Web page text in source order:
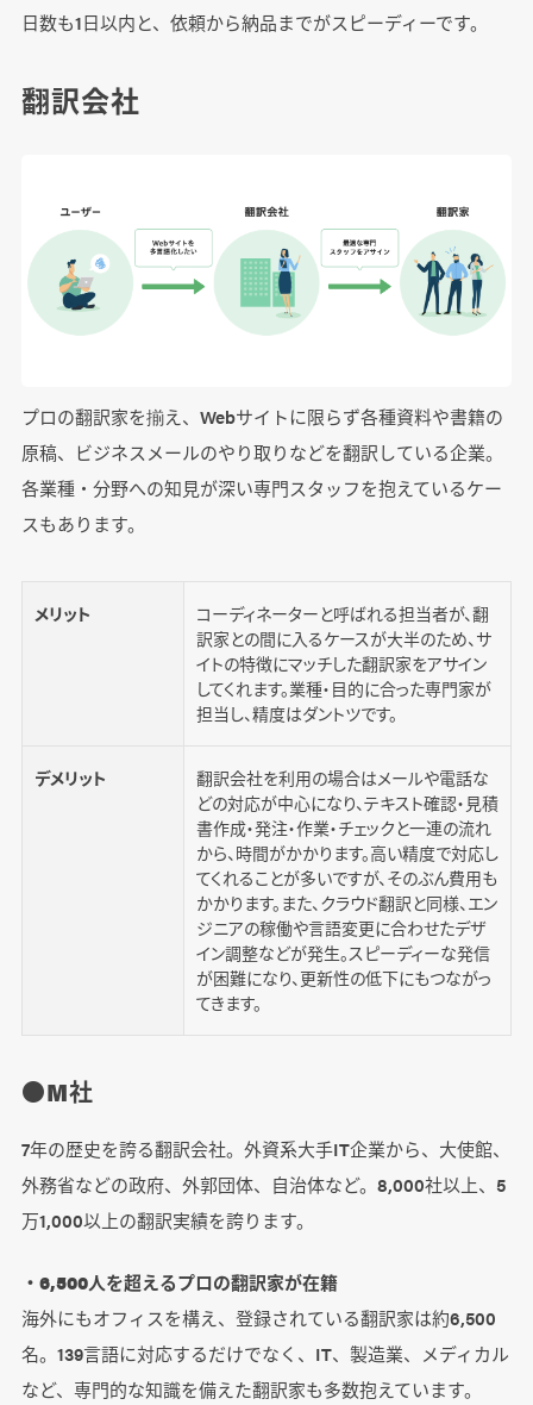
日数も1日以内と、依頼から納品までがスピーディーです。
翻訳会社
プロの翻訳家を揃え、Webサイトに限らず各種資料や書籍の
原稿、ビジネスメールのやり取りなどを翻訳している企業。
各業種・分野への知見が深い専門スタッフを抱えているケー
スもあります。
メリット
コーディネーターと呼ばれる担当者が、翻
訳家との間に入るケースが大半のため、サ
イトの特徴にマッチした翻訳家をアサイン
してくれます。業種・目的に合った専門家が
担当し、精度はダントツです。
デメリット
翻訳会社を利用の場合はメールや電話な
どの対応が中心になり、テキスト確認・見積
書作成・発注・作業・チェックと一連の流れ
から、時間がかかります。高い精度で対応し
てくれることが多いですが、そのぶん費用も
かかります。また、クラウド翻訳と同様、エン
ジニアの稼働や言語変更に合わせたデザ
イン調整などが発生。スピーディーな発信
が困難になり、更新性の低下にもつながっ
てきます。
●M社
7年の歴史を誇る翻訳会社。外資系大手IT企業から、大使館、
外務省などの政府、外郭団体、自治体など。8,000社以上、5
万1,000以上の翻訳実績を誇ります。
・6,500人を超えるプロの翻訳家が在籍
海外にもオフィスを構え、登録されている翻訳家は約6,500
名。139言語に対応するだけでなく、IT、製造業、メディカル
など、専門的な知識を備えた翻訳家も多数抱えています。